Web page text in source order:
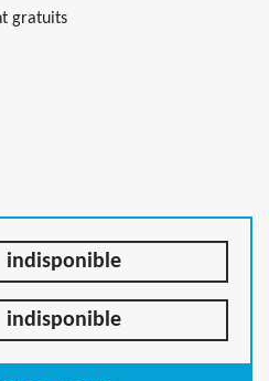
gratuits
indisponible
indisponible